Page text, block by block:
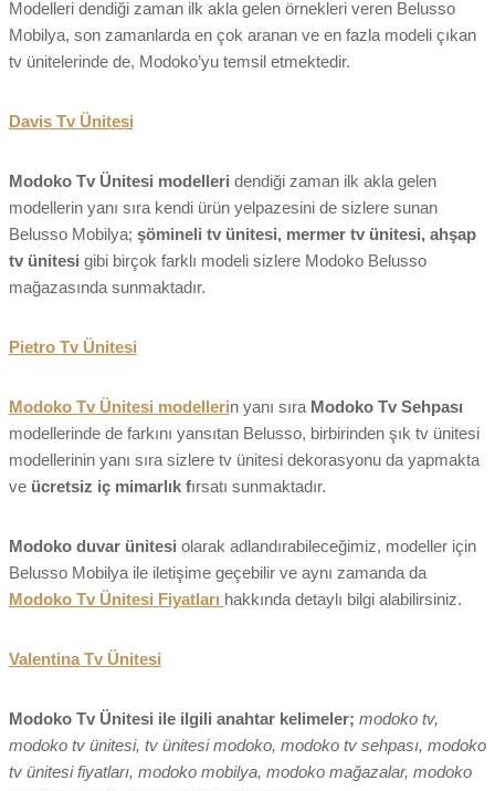
Modelleri dendiği zaman ilk akla gelen örnekleri veren Belusso
Mobilya, son zamanlarda en çok aranan ve en fazla modeli çıkan
tv ünitelerinde de, Modoko’yu temsil etmektedir.
Davis Tv Ünitesi
Modoko Tv Ünitesi modelleri dendiği zaman ilk akla gelen
modellerin yanı sıra kendi ürün yelpazesini de sizlere sunan
Belusso Mobilya; şömineli tv ünitesi, mermer tv ünitesi, ahşap
tv ünitesi gibi birçok farklı modeli sizlere Modoko Belusso
mağazasında sunmaktadır.
Pietro Tv Ünitesi
Modoko Tv Ünitesi modellerin yanı sıra Modoko Tv Sehpası
modellerinde de farkını yansıtan Belusso, birbirinden şık tv ünitesi
modellerinin yanı sıra sizlere tv ünitesi dekorasyonu da yapmakta
ve ücretsiz iç mimarlık fırsatı sunmaktadır.
Modoko duvar ünitesi olarak adlandırabileceğimiz, modeller için
Belusso Mobilya ile iletişime geçebilir ve aynı zamanda da
Modoko Tv Ünitesi Fiyatları hakkında detaylı bilgi alabilirsiniz.
Valentina Tv Ünitesi
Modoko Tv Ünitesi ile ilgili anahtar kelimeler; modoko tv,
modoko tv ünitesi, tv ünitesi modoko, modoko tv sehpası, modoko
tv ünitesi fiyatları, modoko mobilya, modoko mağazalar, modoko